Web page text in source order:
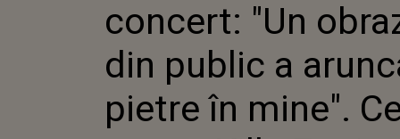
ÎN
KILLA
ȘOCAT
FAȚA
ERAU ȘI
concert: "Un
din public a
pietre în mine".